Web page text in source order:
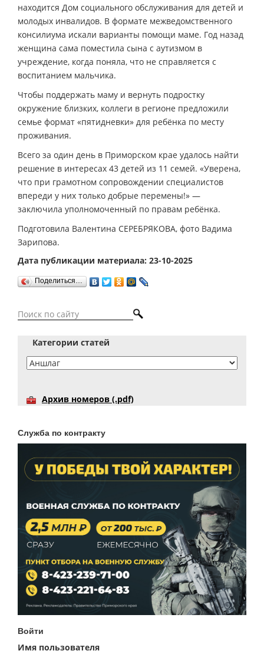
находится Дом социального обслуживания для детей и
молодых инвалидов. В формате межведомственного
консилиума искали варианты помощи маме. Год назад
женщина сама поместила сына с аутизмом в
учреждение, когда поняла, что не справляется с
воспитанием мальчика.
Чтобы поддержать маму и вернуть подростку
окружение близких, коллеги в регионе предложили
семье формат «пятидневки» для ребёнка по месту
проживания.
Всего за один день в Приморском крае удалось найти
решение в интересах 43 детей из 11 семей. «Уверена,
что при грамотном сопровождении специалистов
впереди у них только добрые перемены!» —
заключила уполномоченный по правам ребёнка.
Подготовила Валентина СЕРЕБРЯКОВА, фото Вадима
Зарипова.
Дата публикации материала: 23-10-2025
Поделиться…
Категории статей
Архив номеров (.pdf)
Служба по контракту
Войти
Имя пользователя